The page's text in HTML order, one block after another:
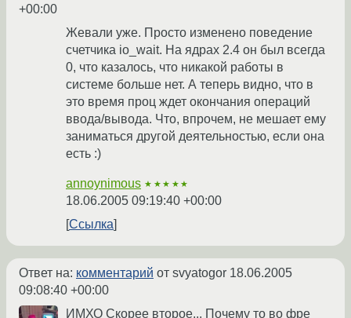
+00:00
Жевали уже. Просто изменено поведение
счетчика io_wait. На ядрах 2.4 он был всегда
0, что казалось, что никакой работы в
системе больше нет. А теперь видно, что в
это время проц ждет окончания операций
ввода/вывода. Что, впрочем, не мешает ему
заниматься другой деятельностью, если она
есть :)
annoynimous ★★★★★
18.06.2005 09:19:40 +00:00
Ссылка
Ответ на: комментарий от svyatogor 18.06.2005
09:08:40 +00:00
ИМХО Скорее второе... Почему то во фре